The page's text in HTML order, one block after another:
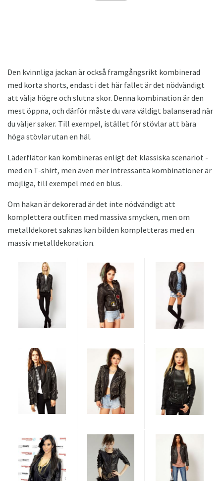
Den kvinnliga jackan är också framgångsrikt kombinerad
med korta shorts, endast i det här fallet är det nödvändigt
att välja högre och slutna skor. Denna kombination är den
mest öppna, och därför måste du vara väldigt balanserad när
du väljer saker. Till exempel, istället för stövlar att bära
höga stövlar utan en häl.
Läderflätor kan kombineras enligt det klassiska scenariot -
med en T-shirt, men även mer intressanta kombinationer är
möjliga, till exempel med en blus.
Om hakan är dekorerad är det inte nödvändigt att
komplettera outfiten med massiva smycken, men om
metalldekoret saknas kan bilden kompletteras med en
massiv metalldekoration.